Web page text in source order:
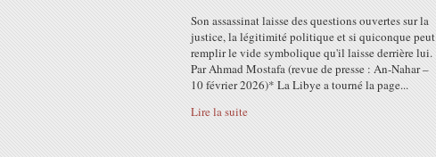
Son assassinat laisse des questions ouvertes sur la
justice, la légitimité politique et si quiconque peut
remplir le vide symbolique qu'il laisse derrière lui.
Par Ahmad Mostafa (revue de presse : An-Nahar –
10 février 2026)* La Libye a tourné la page...
Lire la suite